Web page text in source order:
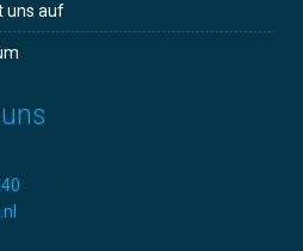
uns auf